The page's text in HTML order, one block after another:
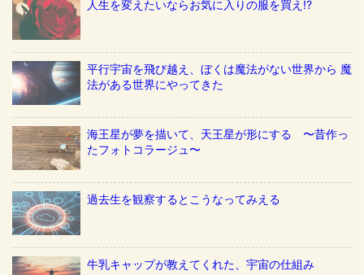
人生を変えたいならお気に入りの服を買え!?
平行宇宙を飛び越え、ぼくは魔法がない世界から 魔
法がある世界にやってきた
海王星が夢を描いて、天王星が形にする 〜昔作っ
たフォトコラージュ〜
過去生を観察するとこうなってみえる
牛乳キャップが教えてくれた、宇宙の仕組み